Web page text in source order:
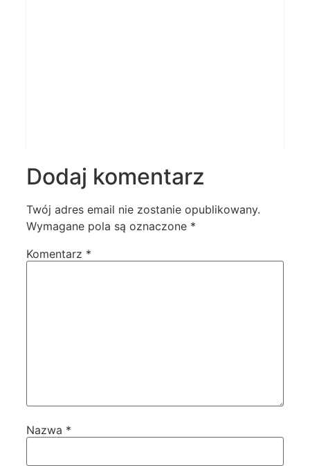
Dodaj komentarz
Twój adres email nie zostanie opublikowany.
Wymagane pola są oznaczone *
Komentarz *
Nazwa *